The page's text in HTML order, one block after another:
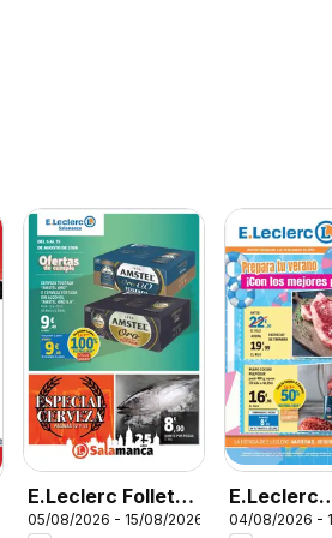
E.Leclerc Folleto
Salamanca
05/08/2026 - 15/08/2026
E.Leclerc
Miranda
04/08/2026 -